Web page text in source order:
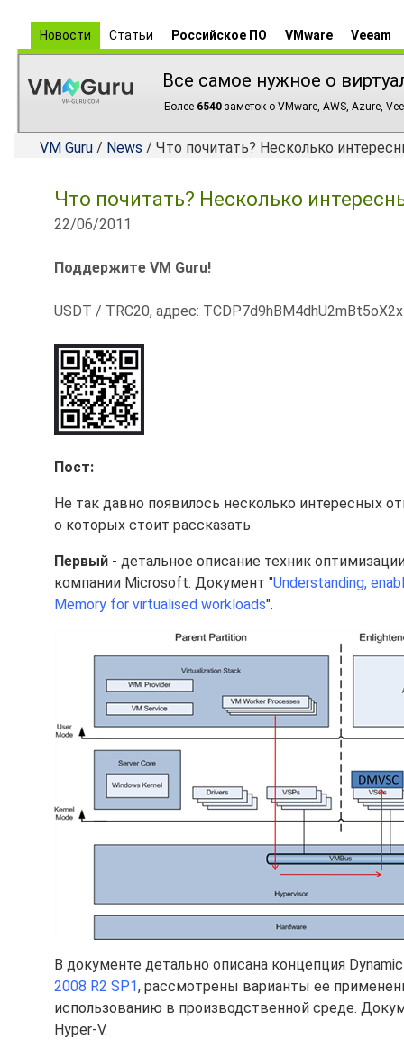
Новости Статьи Российское ПО VMware Veeam
Все самое нужное о
Более 6540 заметок о VMware, AWS, Azure,
VM Guru / News / Что почитать? Несколько
Что почитать? Несколько
22/06/2011
Поддержите VM Guru!
USDT / TRC20, адрес:
Пост:
Не так давно появилось несколько интересных
о которых стоит рассказать.
Первый - детальное описание техник
компании Microsoft. Документ "Understanding,
Memory for virtualised workloads".
В документе детально описана концепция
2008 R2 SP1, рассмотрены варианты ее
использованию в производственной среде.
Hyper-V.